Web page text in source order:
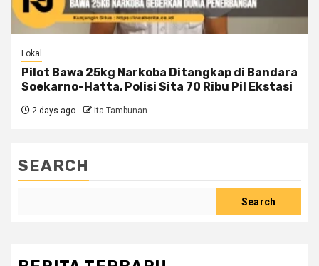
Lokal
Pilot Bawa 25kg Narkoba Ditangkap di Bandara
Soekarno-Hatta, Polisi Sita 70 Ribu Pil Ekstasi
2 days ago Ita Tambunan
SEARCH
Search